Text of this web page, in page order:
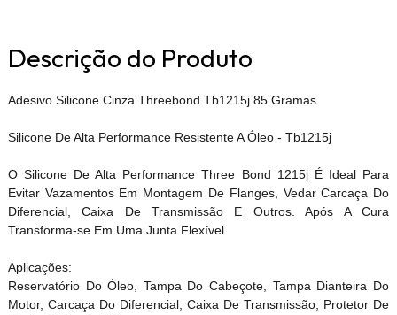
Descrição do Produto
Adesivo Silicone Cinza Threebond Tb1215j 85 Gramas
Silicone De Alta Performance Resistente A Óleo - Tb1215j
O Silicone De Alta Performance Three Bond 1215j É Ideal Para
Evitar Vazamentos Em Montagem De Flanges, Vedar Carcaça Do
Diferencial, Caixa De Transmissão E Outros. Após A Cura
Transforma-se Em Uma Junta Flexível.
Aplicações:
Reservatório Do Óleo, Tampa Do Cabeçote, Tampa Dianteira Do
Motor, Carcaça Do Diferencial, Caixa De Transmissão, Protetor De